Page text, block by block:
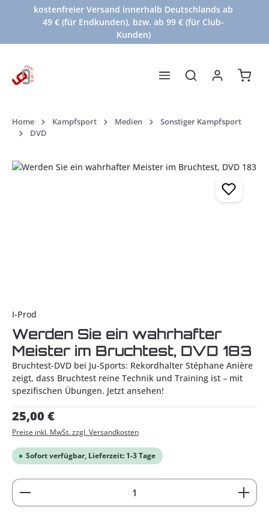
Zum Hauptinhalt springen
kostenfreier Versand innerhalb Deutschlands ab
49 € (für Endkunden), bzw. ab 99 € (für Club-
Kunden)
Home Kampfsport Medien
Sonstiger Kampfsport
DVD
Bildergalerie überspringen
I-Prod
Werden Sie ein wahrhafter
Meister im Bruchtest, DVD 183
Bruchtest-DVD bei Ju-Sports: Rekordhalter Stéphane Anière
zeigt, dass Bruchtest reine Technik und Training ist – mit
spezifischen Übungen. Jetzt ansehen!
Regulärer Preis:
25,00 €
Preise inkl. MwSt. zzgl. Versandkosten
Sofort verfügbar, Lieferzeit: 1-3 Tage
Produkt Anzahl: Gib den gewünschten Wert ein